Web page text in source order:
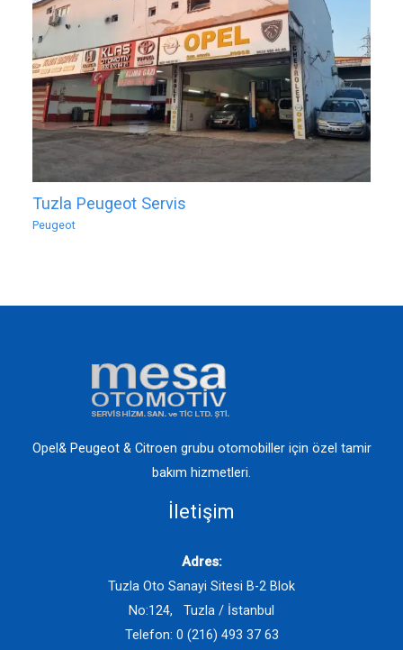
Tuzla Peugeot Servis
Peugeot
Opel& Peugeot & Citroen grubu otomobiller için özel tamir
bakım hizmetleri.
İletişim
Adres:
Tuzla Oto Sanayi Sitesi B-2 Blok
No:124, Tuzla / İstanbul
Telefon: 0 (216) 493 37 63